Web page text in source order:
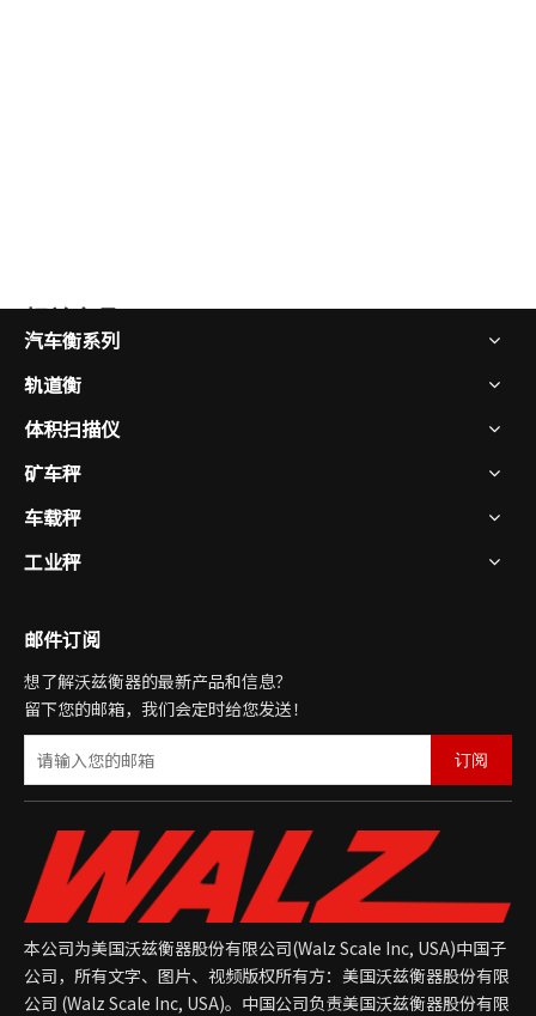
相关产品
WLS-R 列车载重扫描仪
汽车衡系列
轨道衡
体积扫描仪
矿车秤
车载秤
工业秤
邮件订阅
想了解沃兹衡器的最新产品和信息？
留下您的邮箱，我们会定时给您发送！
订阅
本公司为美国沃兹衡器股份有限公司(Walz Scale Inc, USA)中国子
公司，所有文字、图片、视频版权所有方：美国沃兹衡器股份有限
公司 (Walz Scale Inc, USA)。中国公司负责美国沃兹衡器股份有限